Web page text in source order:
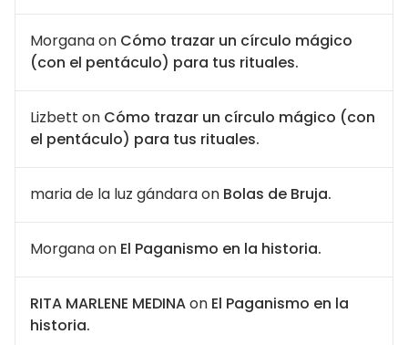
Morganaon Cómo trazar un círculo mágico
(con el pentáculo) para tus rituales.
Lizbett on Cómo trazar un círculo mágico (con
el pentáculo) para tus rituales.
maria de la luz gándaraon Bolas de Bruja.
Morganaon El Paganismo en la historia.
RITA MARLENE MEDINAon El Paganismo en la
historia.